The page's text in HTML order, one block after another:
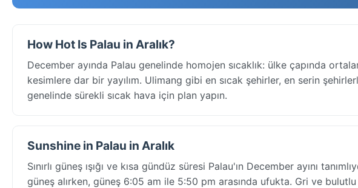
How Hot Is Palau in Aralık?
December ayında Palau genelinde homojen sıcaklık: ülke çapında
kesimlere dar bir yayılım. Ulimang gibi en sıcak şehirler, en serin
genelinde sürekli sıcak hava için plan yapın.
Sunshine in Palau in Aralık
Sınırlı güneş ışığı ve kısa gündüz süresi Palau'ın December ayını
güneş alırken, güneş 6:05 am ile 5:50 pm arasında ufukta. Gri ve